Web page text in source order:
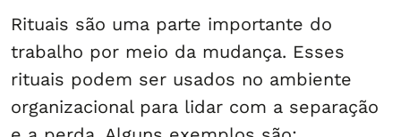
Rituais são uma parte importante do
trabalho por meio da mudança. Esses
rituais podem ser usados no ambiente
organizacional para lidar com a separação